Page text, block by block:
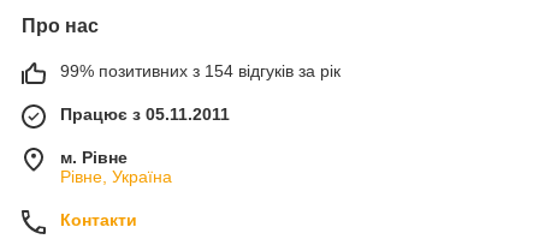
Про нас
99% позитивних з 154 відгуків за рік
Працює з 05.11.2011
м. Рівне
Рівне, Україна
Контакти